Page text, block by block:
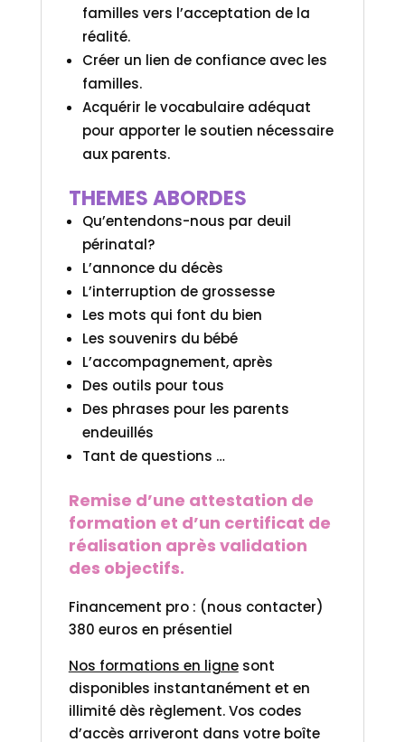
familles vers l’acceptation de la
réalité.
Créer un lien de confiance avec les
familles.
Acquérir le vocabulaire adéquat
pour apporter le soutien nécessaire
aux parents.
THEMES ABORDES
Qu’entendons-nous par deuil
périnatal?
L’annonce du décès
L’interruption de grossesse
Les mots qui font du bien
Les souvenirs du bébé
L’accompagnement, après
Des outils pour tous
Des phrases pour les parents
endeuillés
Tant de questions …
Remise d’une attestation de
formation et d’un certificat de
réalisation après validation
des objectifs.
Financement pro : (nous contacter)
380 euros en présentiel
Nos formations en lignesont
disponibles instantanément et en
illimité dès règlement. Vos codes
d’accès arriveront dans votre boîte